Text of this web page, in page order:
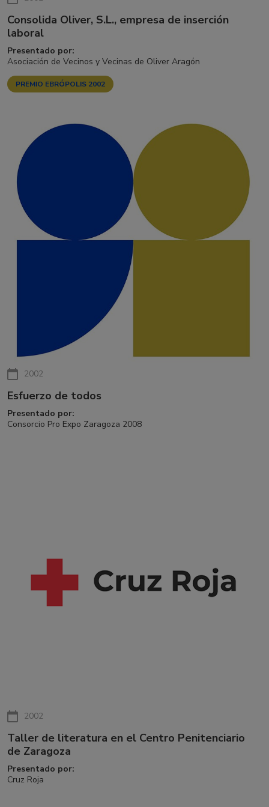
Consolida Oliver, S.L., empresa de inserción
laboral
Presentado por:
Asociación de Vecinos y Vecinas de Oliver Aragón
PREMIO EBRÓPOLIS 2002
2002
Esfuerzo de todos
Presentado por:
Consorcio Pro Expo Zaragoza 2008
2002
Taller de literatura en el Centro Penitenciario
de Zaragoza
Presentado por:
Cruz Roja